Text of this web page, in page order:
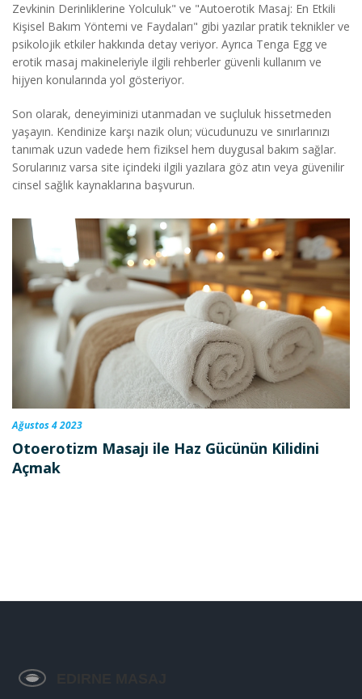
Zevkinin Derinliklerine Yolculuk" ve "Autoerotik Masaj: En Etkili
Kişisel Bakım Yöntemi ve Faydaları" gibi yazılar pratik teknikler ve
psikolojik etkiler hakkında detay veriyor. Ayrıca Tenga Egg ve
erotik masaj makineleriyle ilgili rehberler güvenli kullanım ve
hijyen konularında yol gösteriyor.
Son olarak, deneyiminizi utanmadan ve suçluluk hissetmeden
yaşayın. Kendinize karşı nazik olun; vücudunuzu ve sınırlarınızı
tanımak uzun vadede hem fiziksel hem duygusal bakım sağlar.
Sorularınız varsa site içindeki ilgili yazılara göz atın veya güvenilir
cinsel sağlık kaynaklarına başvurun.
Ağustos 4 2023
Otoerotizm Masajı ile Haz Gücünün Kilidini
Açmak